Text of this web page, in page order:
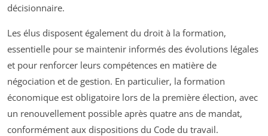
décisionnaire.
Les élus disposent également du droit à la formation,
essentielle pour se maintenir informés des évolutions légales
et pour renforcer leurs compétences en matière de
négociation et de gestion. En particulier, la formation
économique est obligatoire lors de la première élection, avec
un renouvellement possible après quatre ans de mandat,
conformément aux dispositions du Code du travail.